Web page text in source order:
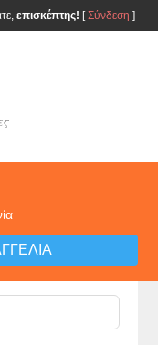
επισκέπτης! [Σύνδεση ]